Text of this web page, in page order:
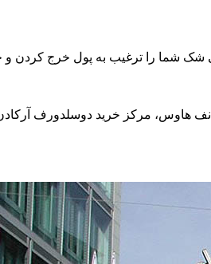
شما را ترغیب به پول خرج کردن و
هاوس، مرکز خرید دوسلدورف